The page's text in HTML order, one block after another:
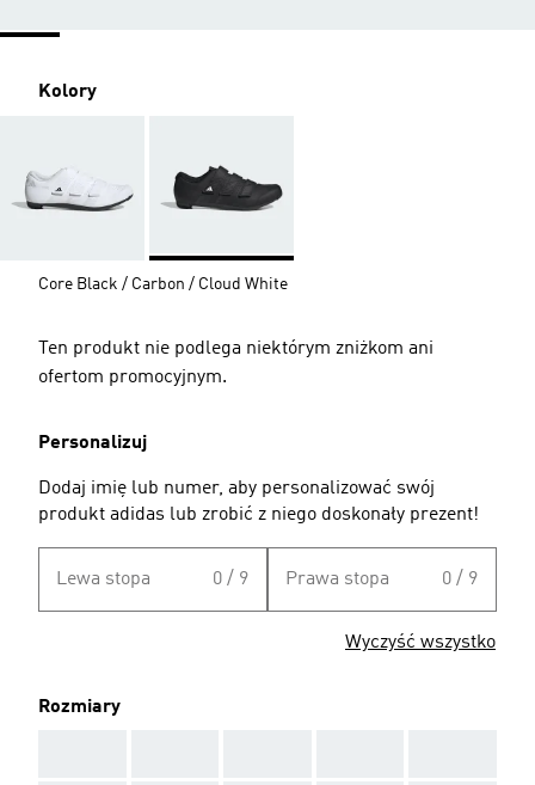
Kolory
Core Black / Carbon / Cloud White
Ten produkt nie podlega niektórym zniżkom ani
ofertom promocyjnym.
Personalizuj
Dodaj imię lub numer, aby personalizować swój
produkt adidas lub zrobić z niego doskonały prezent!
Lewa stopa 0 / 9 Prawa stopa 0 / 9
Wyczyść wszystko
Rozmiary